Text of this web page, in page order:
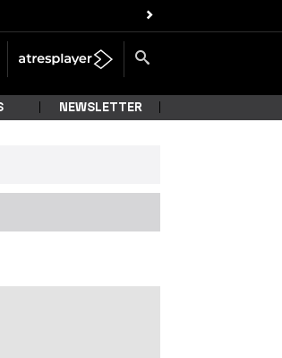
NEWSLETTER